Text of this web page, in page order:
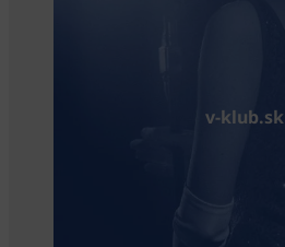
v-klub.sk